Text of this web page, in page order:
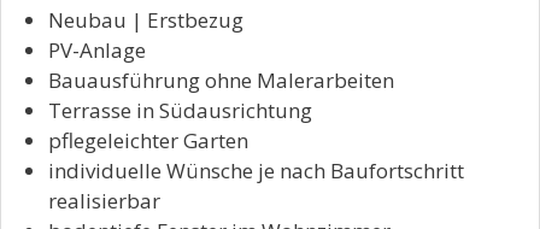
Neubau | Erstbezug
PV-Anlage
Bauausführung ohne Malerarbeiten
Terrasse in Südausrichtung
pflegeleichter Garten
individuelle Wünsche je nach Baufortschritt
realisierbar